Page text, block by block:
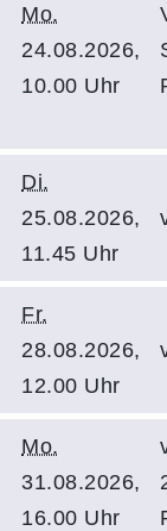
Mo.
24.08.2026,
10.00 Uhr
Di.
25.08.2026,
11.45 Uhr
Fr.
28.08.2026,
12.00 Uhr
Mo.
31.08.2026,
16.00 Uhr